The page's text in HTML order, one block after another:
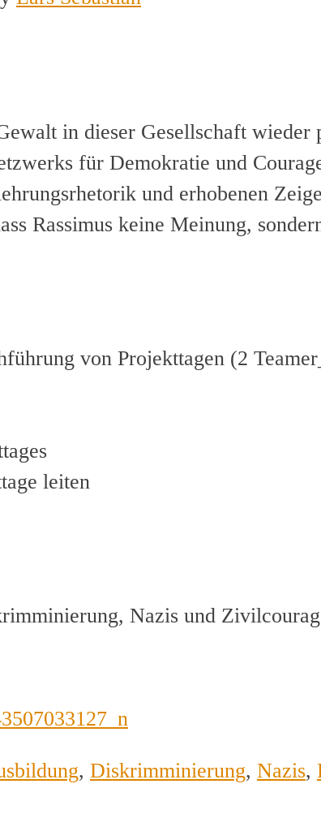
in dieser Gesellschaft wieder
für Demokratie und
und erhobenen
Rassimus keine Meinung,
von Projekttagen (2
leiten
Nazis und
, Diskrimminierung, Nazis,